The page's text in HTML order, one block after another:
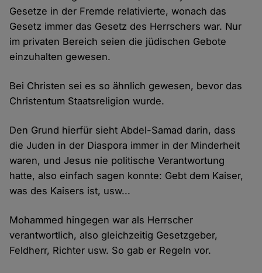
Gesetze in der Fremde relativierte, wonach das
Gesetz immer das Gesetz des Herrschers war. Nur
im privaten Bereich seien die jüdischen Gebote
einzuhalten gewesen.
Bei Christen sei es so ähnlich gewesen, bevor das
Christentum Staatsreligion wurde.
Den Grund hierfür sieht Abdel-Samad darin, dass
die Juden in der Diaspora immer in der Minderheit
waren, und Jesus nie politische Verantwortung
hatte, also einfach sagen konnte: Gebt dem Kaiser,
was des Kaisers ist, usw...
Mohammed hingegen war als Herrscher
verantwortlich, also gleichzeitig Gesetzgeber,
Feldherr, Richter usw. So gab er Regeln vor.